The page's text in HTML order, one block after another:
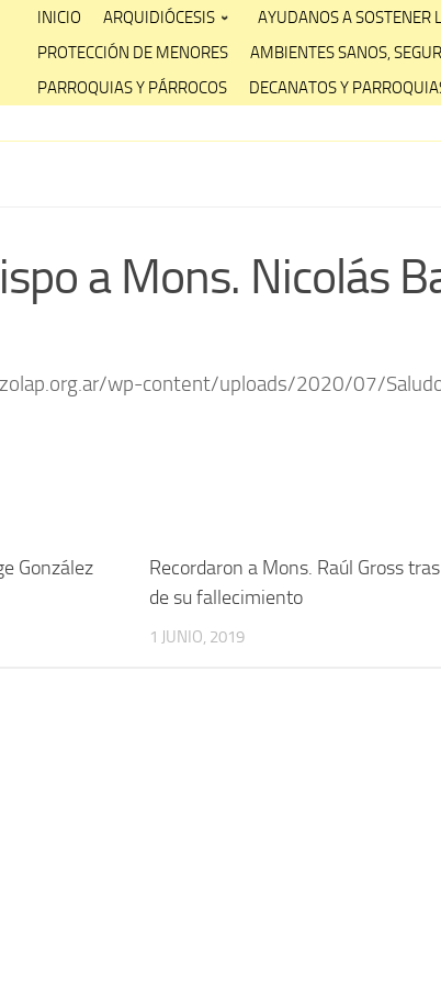
INICIO ARQUIDIÓCESIS AYUDANOS A SOSTENER
PROTECCIÓN DE MENORES
AMBIENTES SANOS,
PARROQUIAS Y PÁRROCOS
DECANATOS Y
a Mons. Nicolás
wp-content/uploads/2020/07/
González
Recordaron a Mons. Raúl Gross
de su fallecimiento
1 JUNIO, 2019